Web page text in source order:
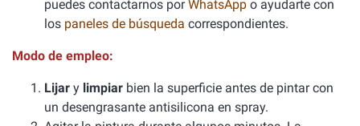
puedes contactarnos porWhatsApp o ayudarte con
los paneles de búsqueda correspondientes.
Modo de empleo:
Lijar y limpiar bien la superficie antes de pintar con
un desengrasante antisilicona en spray.